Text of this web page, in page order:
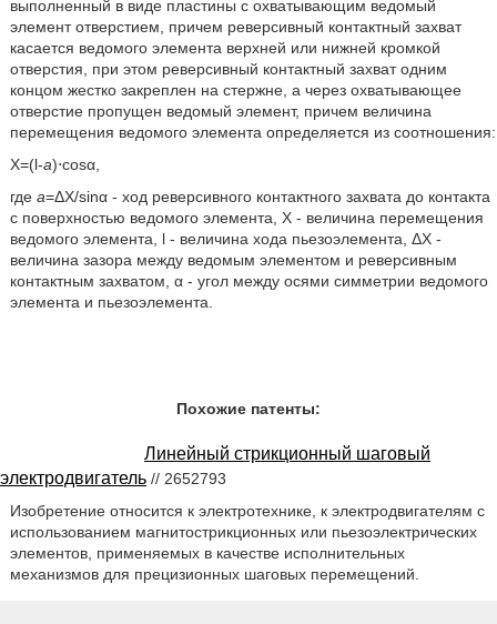
выполненный в виде пластины с охватывающим ведомый
элемент отверстием, причем реверсивный контактный захват
касается ведомого элемента верхней или нижней кромкой
отверстия, при этом реверсивный контактный захват одним
концом жестко закреплен на стержне, а через охватывающее
отверстие пропущен ведомый элемент, причем величина
перемещения ведомого элемента определяется из соотношения:
X=(l-a)⋅cosα,
где a=ΔХ/sinα - ход реверсивного контактного захвата до контакта
с поверхностью ведомого элемента, X - величина перемещения
ведомого элемента, l - величина хода пьезоэлемента, ΔХ -
величина зазора между ведомым элементом и реверсивным
контактным захватом, α - угол между осями симметрии ведомого
элемента и пьезоэлемента.
Похожие патенты:
Линейный стрикционный шаговый
электродвигатель // 2652793
Изобретение относится к электротехнике, к электродвигателям с
использованием магнитострикционных или пьезоэлектрических
элементов, применяемых в качестве исполнительных
механизмов для прецизионных шаговых перемещений.